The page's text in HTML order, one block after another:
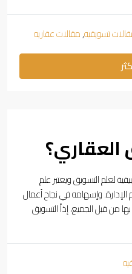
تسويقيه,مقالات عقاريه
لعلم التسويق ويعتبر علم
وإسهامه في نجاح أعمال
من قبل الجميع، إذاً التسويق